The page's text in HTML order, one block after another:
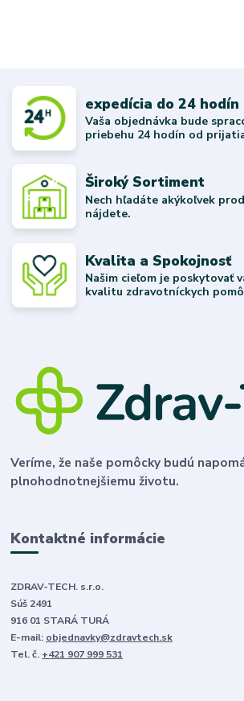
expedícia do 24 hodín
Vaša objednávka bude
priebehu 24 hodín od
Široký Sortiment
Nech hľadáte akýkoľvek
nájdete.
Kvalita a Spokojnosť
Našim cieľom je poskytovať
kvalitu zdravotníckych
Veríme, že naše pomôcky budú
plnohodnotnejšiemu životu.
Kontaktné informácie
ZDRAV-TECH. s.r.o.
Súš 2491
916 01 STARÁ TURÁ
E-mail: objednavky@zdravtech.sk
Tel. č. +421 907 999 531